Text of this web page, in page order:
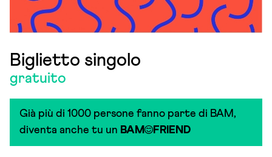
Biglietto singolo
gratuito
Già più di 1000 persone fanno parte di BAM,
diventa anche tu un BAM FRIEND